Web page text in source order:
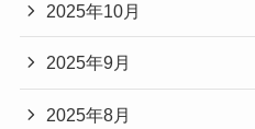
2025年10月
2025年9月
2025年8月